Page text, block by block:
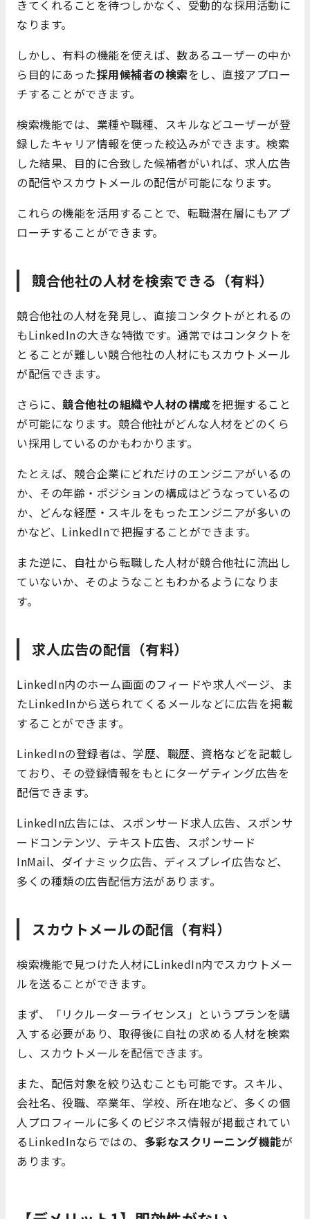
きてくれることを待つしかなく、受動的な採用活動に
なります。
しかし、有料の機能を使えば、数あるユーザーの中か
ら目的にあった採用候補者の検索をし、直接アプロー
チすることができます。
検索機能では、業種や職種、スキルなどユーザーが登
録したキャリア情報を使った絞込みができます。検索
した結果、目的に合致した候補者がいれば、求人広告
の配信やスカウトメールの配信が可能になります。
これらの機能を活用することで、転職潜在層にもアプ
ローチすることができます。
競合他社の人材を検索できる（有料）
競合他社の人材を発見し、直接コンタクトがとれるの
もLinkedInの大きな特徴です。通常ではコンタクトを
とることが難しい競合他社の人材にもスカウトメール
が配信できます。
さらに、 競合他社の組織や人材の構成を把握すること
が可能になります。競合他社がどんな人材をどのくら
い採用しているのかもわかります。
たとえば、競合企業にどれだけのエンジニアがいるの
か、その年齢・ポジションの構成はどうなっているの
か、どんな経歴・スキルをもったエンジニアが多いの
かなど、LinkedInで把握することができます。
また逆に、自社から転職した人材が競合他社に流出し
ていないか、そのようなこともわかるようになりま
す。
求人広告の配信（有料）
LinkedIn内のホーム画面のフィードや求人ページ、ま
たLinkedInから送られてくるメールなどに広告を掲載
することができます。
LinkedInの登録者は、学歴、職歴、資格などを記載し
ており、その登録情報をもとにターゲティング広告を
配信できます。
LinkedIn広告には、スポンサード求人広告、スポンサ
ードコンテンツ、テキスト広告、スポンサード
InMail、ダイナミック広告、ディスプレイ広告など、
多くの種類の広告配信方法があります。
スカウトメールの配信（有料）
検索機能で見つけた人材にLinkedIn内でスカウトメー
ルを送ることができます。
まず、「リクルーターライセンス」というプランを購
入する必要があり、取得後に自社の求める人材を検索
し、スカウトメールを配信できます。
また、配信対象を絞り込むことも可能です。スキル、
会社名、役職、卒業年、学校、所在地など、多くの個
人プロフィールに多くのビジネス情報が掲載されてい
るLinkedInならではの、 多彩なスクリーニング機能が
あります。